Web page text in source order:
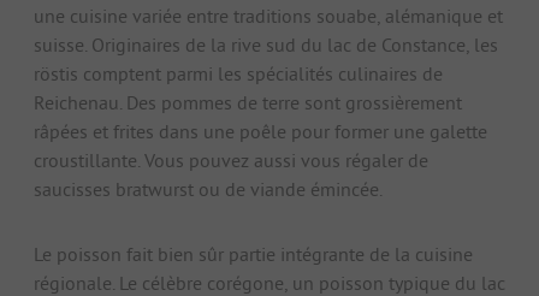
une cuisine variée entre traditions souabe, alémanique et
suisse. Originaires de la rive sud du lac de Constance, les
röstis comptent parmi les spécialités culinaires de
Reichenau. Des pommes de terre sont grossièrement
râpées et frites dans une poêle pour former une galette
croustillante. Vous pouvez aussi vous régaler de
saucisses bratwurst ou de viande émincée.
Le poisson fait bien sûr partie intégrante de la cuisine
régionale. Le célèbre corégone, un poisson typique du lac